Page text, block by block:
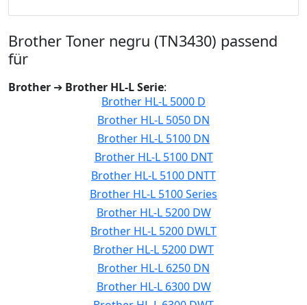
Brother Toner negru (TN3430) passend
für
Brother ➔ Brother HL-L Serie:
Brother HL-L 5000 D
Brother HL-L 5050 DN
Brother HL-L 5100 DN
Brother HL-L 5100 DNT
Brother HL-L 5100 DNTT
Brother HL-L 5100 Series
Brother HL-L 5200 DW
Brother HL-L 5200 DWLT
Brother HL-L 5200 DWT
Brother HL-L 6250 DN
Brother HL-L 6300 DW